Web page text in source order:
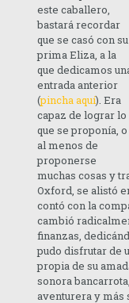
este caballero,
bastará recordar
que se casó con su
prima Eliza, a la
que dedicamos
entrada anterior
(pincha aquí). Era
capaz de lograr lo
que se proponía, o
al menos de
proponerse
muchas cosas y
Oxford, se alistó
contó con la
cambió
finanzas,
pudo disfrutar de
propia de su
sonora
aventurera y más